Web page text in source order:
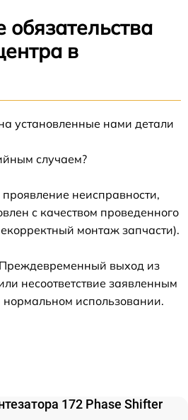
обязательства
в
установленные нами детали
случаем?
неисправности,
с качеством проведенного
монтаж запчасти).
выход из
несоответствие заявленным
использовании.
172 Phase Shifter